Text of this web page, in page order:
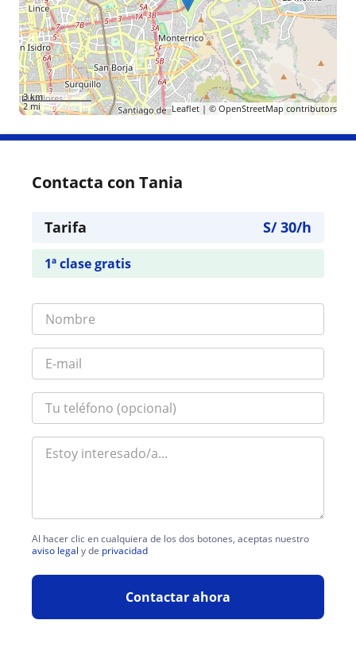
3 km
2 mi
Leaflet| © OpenStreetMap contributors
Contacta con Tania
Tarifa S/30/h
1ª clase gratis
Al hacer clic en cualquiera de los dos botones, aceptas nuestro
aviso legal y de privacidad
Contactar ahora